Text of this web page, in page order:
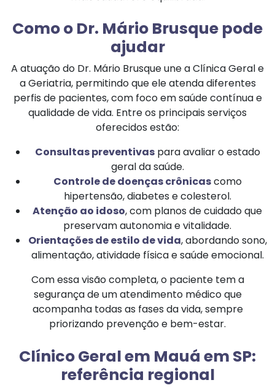
Como o Dr. Mário Brusque pode
ajudar
A atuação do Dr. Mário Brusque une a Clínica Geral e
a Geriatria, permitindo que ele atenda diferentes
perfis de pacientes, com foco em saúde contínua e
qualidade de vida. Entre os principais serviços
oferecidos estão:
Consultas preventivaspara avaliar o estado
geral da saúde.
Controle de doenças crônicascomo
hipertensão, diabetes e colesterol.
Atenção ao idoso, com planos de cuidado que
preservam autonomia e vitalidade.
Orientações de estilo de vida, abordando sono,
alimentação, atividade física e saúde emocional.
Com essa visão completa, o paciente tem a
segurança de um atendimento médico que
acompanha todas as fases da vida, sempre
priorizando prevenção e bem-estar.
Clínico Geral em Mauá em SP:
referência regional